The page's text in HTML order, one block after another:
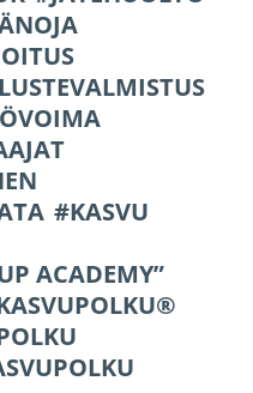
KASVU
ACADEMY”